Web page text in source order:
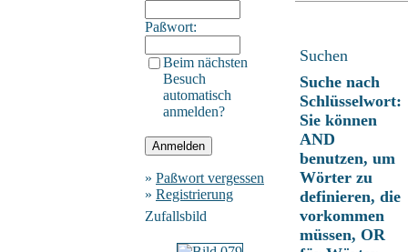
Paßwort:
Beim nächsten
Besuch
automatisch
anmelden?
» Paßwort vergessen
» Registrierung
Zufallsbild
Suchen
Suche nach
Schlüsselwort:
Sie können
AND
benutzen, um
Wörter zu
definieren, die
vorkommen
müssen, OR